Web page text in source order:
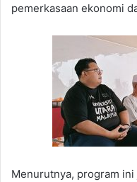
pemerkasaan ekonomi
Menurutnya, program